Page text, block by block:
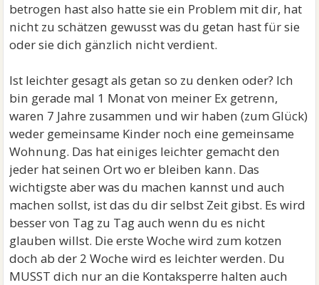
betrogen hast also hatte sie ein Problem mit dir, hat
nicht zu schätzen gewusst was du getan hast für sie
oder sie dich gänzlich nicht verdient.
Ist leichter gesagt als getan so zu denken oder? Ich
bin gerade mal 1 Monat von meiner Ex getrenn,
waren 7 Jahre zusammen und wir haben (zum Glück)
weder gemeinsame Kinder noch eine gemeinsame
Wohnung. Das hat einiges leichter gemacht den
jeder hat seinen Ort wo er bleiben kann. Das
wichtigste aber was du machen kannst und auch
machen sollst, ist das du dir selbst Zeit gibst. Es wird
besser von Tag zu Tag auch wenn du es nicht
glauben willst. Die erste Woche wird zum kotzen
doch ab der 2 Woche wird es leichter werden. Du
MUSST dich nur an die Kontaksperre halten auch